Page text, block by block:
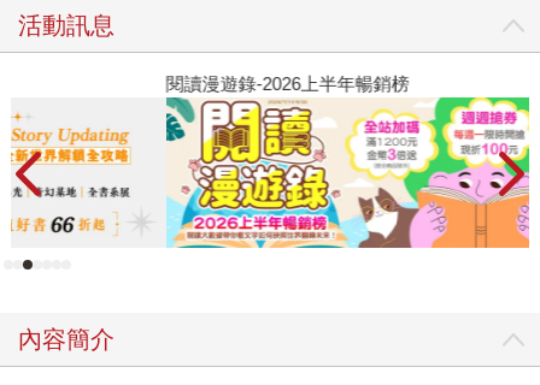
玩的廣場溪河、街道山林都已換了模樣，內心五味雜陳的心
情飄散在一步步踏回家的路上。《神之鄉》的故事如同日常
般各種酸甜苦辣交錯著，阿薰面對失和老爸的賭氣行為、陳
暖暖暗戀著的少女心，及阿薰為了童年玩伴一心的義氣相
挺，這些獨一無二的感受都深深烙印在所有人心中，綻放在
這段「六月廿四」夏日慶典裡。似乎就像是神明指引著回家
的路一樣，默默帶領著阿薰，看到屬於自己的回憶、自己的
成長。 之前曾為了《神之鄉》的取材，跟著左萱親自去了大
溪「六月廿四」，參與整個普濟堂關聖帝君聖誕遶境慶典，
失的大溪的種種，都瀏覽過一次，那些耀眼美好的時光與味
道也都被畫進了《神之鄉》裡。 左萱筆下的角色充滿熱血青
活動訊息
閱讀漫遊錄-2026上半年暢銷榜
內容簡介